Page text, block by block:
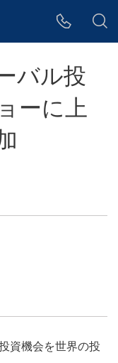
バル投
ーに上
資機会を世界の投